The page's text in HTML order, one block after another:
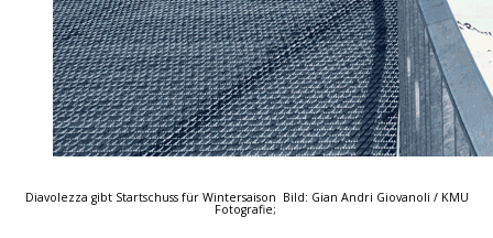
Diavolezza gibt Startschuss für Wintersaison Bild: Gian Andri Giovanoli / KMU
Fotografie;